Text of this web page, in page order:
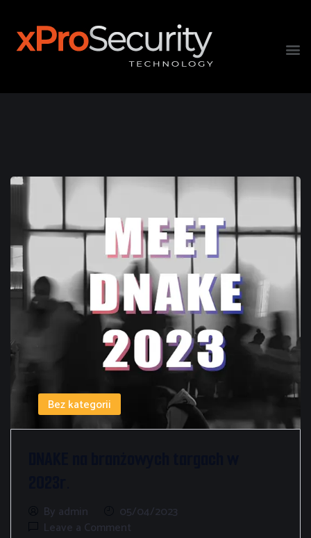
Bez kategorii
By admin
05/04/2023
Leave a Comment